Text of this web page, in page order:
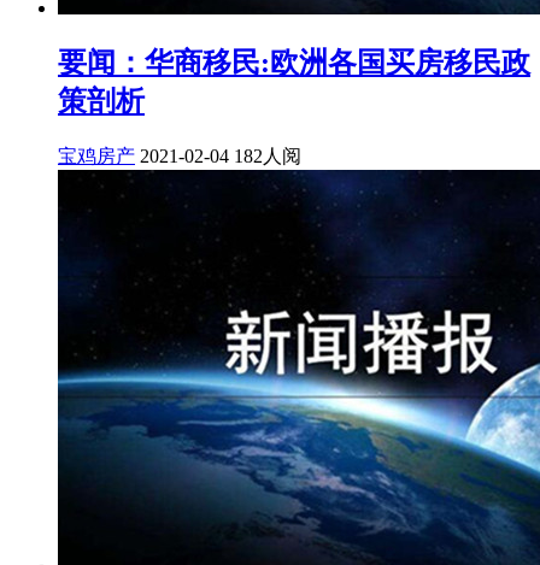
要闻：华商移民:欧洲各国买房移民政
策剖析
宝鸡房产 2021-02-04 182人阅